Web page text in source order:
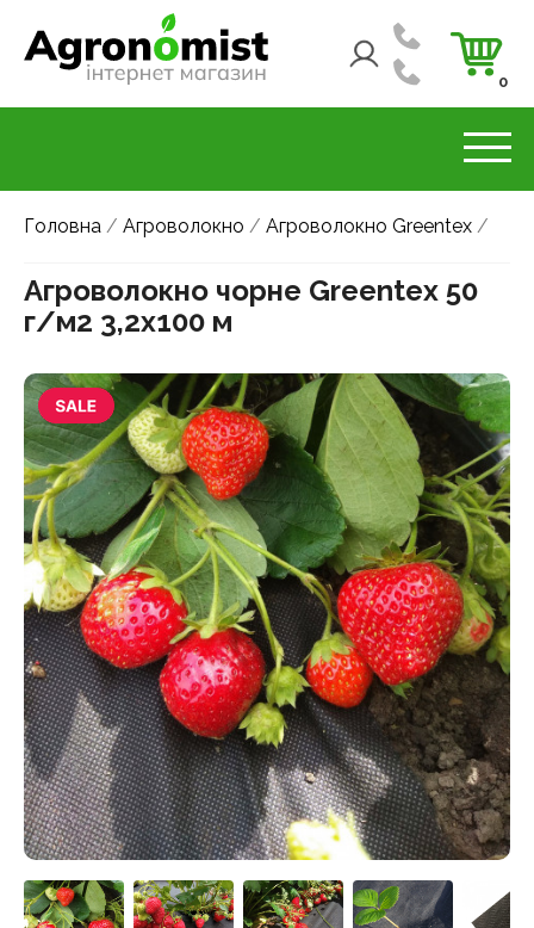
0
Головна / Агроволокно / Агроволокно Greentex /
Агроволокно чорне Greentex 50
г/м2 3,2x100 м